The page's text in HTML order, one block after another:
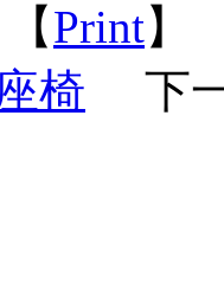
Print】
椅 下